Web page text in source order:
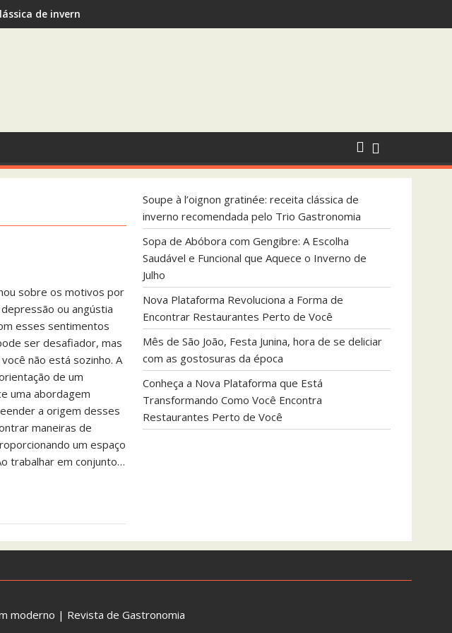
de inverno recomendada pelo Trio Gastronomia
Saudável e Funcional que Aquece o Inverno de Julho
sobre os motivos por
ou angústia
esses sentimentos
ser desafiador, mas
não está sozinho. A
de um
uma abordagem
a origem desses
maneiras de
um espaço
trabalhar em conjunto…
Soupe à l’oignon gratinée: receita clássica de
inverno recomendada pelo Trio Gastronomia
Sopa de Abóbora com Gengibre: A Escolha
Saudável e Funcional que Aquece o Inverno de
Julho
Nova Plataforma Revoluciona a Forma de
Encontrar Restaurantes Perto de Você
Mês de São João, Festa Junina, hora de se deliciar
com as gostosuras da época
Conheça a Nova Plataforma que Está
Transformando Como Você Encontra
Restaurantes Perto de Você
moderno | Revista de Gastronomia